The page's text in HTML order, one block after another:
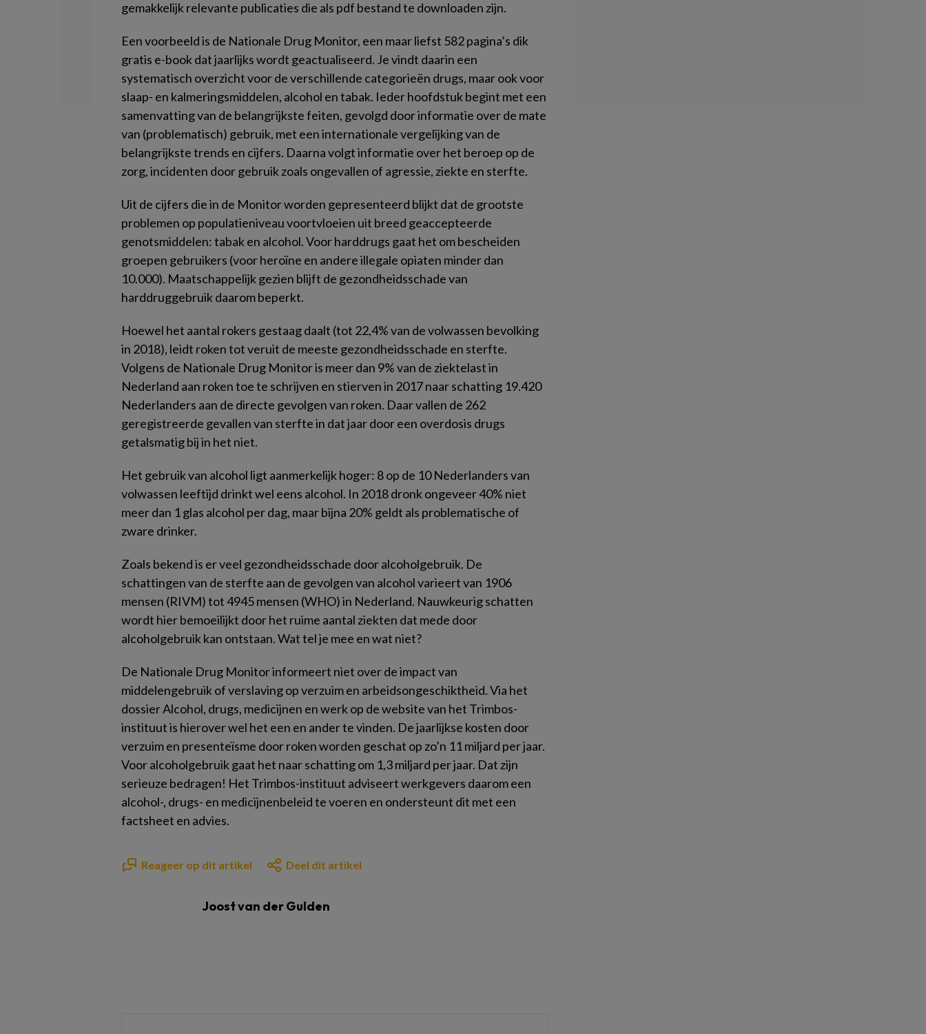
gemakkelijk relevante publicaties die als pdf bestand te downloaden zijn.
Een voorbeeld is de Nationale Drug Monitor, een maar liefst 582 pagina’s dik
gratis e-book dat jaarlijks wordt geactualiseerd. Je vindt daarin een
systematisch overzicht voor de verschillende categorieën drugs, maar ook voor
slaap- en kalmeringsmiddelen, alcohol en tabak. Ieder hoofdstuk begint met een
samenvatting van de belangrijkste feiten, gevolgd door informatie over de mate
van (problematisch) gebruik, met een internationale vergelijking van de
belangrijkste trends en cijfers. Daarna volgt informatie over het beroep op de
zorg, incidenten door gebruik zoals ongevallen of agressie, ziekte en sterfte.
Uit de cijfers die in de Monitor worden gepresenteerd blijkt dat de grootste
problemen op populatieniveau voortvloeien uit breed geaccepteerde
genotsmiddelen: tabak en alcohol. Voor harddrugs gaat het om bescheiden
groepen gebruikers (voor heroïne en andere illegale opiaten minder dan
10.000). Maatschappelijk gezien blijft de gezondheidsschade van
harddruggebruik daarom beperkt.
Hoewel het aantal rokers gestaag daalt (tot 22,4% van de volwassen bevolking
in 2018), leidt roken tot veruit de meeste gezondheidsschade en sterfte.
Volgens de Nationale Drug Monitor is meer dan 9% van de ziektelast in
Nederland aan roken toe te schrijven en stierven in 2017 naar schatting 19.420
Nederlanders aan de directe gevolgen van roken. Daar vallen de 262
geregistreerde gevallen van sterfte in dat jaar door een overdosis drugs
getalsmatig bij in het niet.
Het gebruik van alcohol ligt aanmerkelijk hoger: 8 op de 10 Nederlanders van
volwassen leeftijd drinkt wel eens alcohol. In 2018 dronk ongeveer 40% niet
meer dan 1 glas alcohol per dag, maar bijna 20% geldt als problematische of
zware drinker.
Zoals bekend is er veel gezondheidsschade door alcoholgebruik. De
schattingen van de sterfte aan de gevolgen van alcohol varieert van 1906
mensen (RIVM) tot 4945 mensen (WHO) in Nederland. Nauwkeurig schatten
wordt hier bemoeilijkt door het ruime aantal ziekten dat mede door
alcoholgebruik kan ontstaan. Wat tel je mee en wat niet?
De Nationale Drug Monitor informeert niet over de impact van
middelengebruik of verslaving op verzuim en arbeidsongeschiktheid. Via het
dossier Alcohol, drugs, medicijnen en werk op de website van het Trimbos-
instituut is hierover wel het een en ander te vinden. De jaarlijkse kosten door
verzuim en presenteïsme door roken worden geschat op zo’n 11 miljard per jaar.
Voor alcoholgebruik gaat het naar schatting om 1,3 miljard per jaar. Dat zijn
serieuze bedragen! Het Trimbos-instituut adviseert werkgevers daarom een
alcohol-, drugs- en medicijnenbeleid te voeren en ondersteunt dit met een
factsheet en advies.
Reageer op dit artikel Deel dit artikel
Joost van der Gulden